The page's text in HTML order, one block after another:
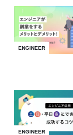
ENGINEER
ENGINEER